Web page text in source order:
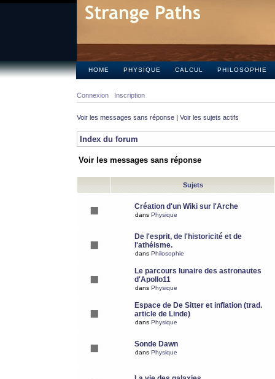
HOME PHYSIQUE CALCUL PHILOSOPHIE
Connexion Inscription
Voir les messages sans réponse | Voir les sujets actifs
Index du forum
Voir les messages sans réponse
Sujets
Création d'un Wiki sur l'Arche
dans Physique
De l'esprit, de l'historicité et de
l'athéisme.
dans Philosophie
Le parcours lunaire des astronautes
d'Apollo11
dans Physique
Espace de De Sitter et inflation (trad.
article de Linde)
dans Physique
Sonde Dawn
dans Physique